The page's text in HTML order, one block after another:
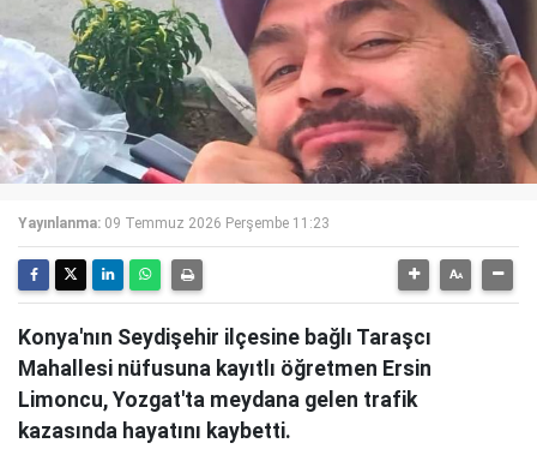
Yayınlanma: 09 Temmuz 2026 Perşembe 11:23
Konya'nın Seydişehir ilçesine bağlı Taraşcı
Mahallesi nüfusuna kayıtlı öğretmen Ersin
Limoncu, Yozgat'ta meydana gelen trafik
kazasında hayatını kaybetti.